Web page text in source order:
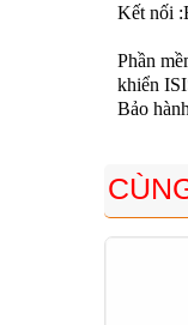
Kết nối
Phần
khiển
Bảo